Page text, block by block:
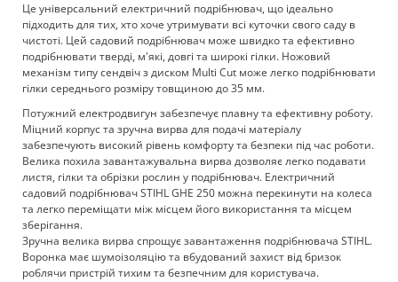
Це універсальний електричний подрібнювач, що ідеально
підходить для тих, хто хоче утримувати всі куточки свого саду в
чистоті. Цей садовий подрібнювач може швидко та ефективно
подрібнювати тверді, м'які, довгі та широкі гілки. Ножовий
механізм типу сендвіч з диском Multi Cut може легко подрібнювати
гілки середнього розміру товщиною до 35 мм.
Потужний електродвигун забезпечує плавну та ефективну роботу.
Міцний корпус та зручна вирва для подачі матеріалу
забезпечують високий рівень комфорту та безпеки під час роботи.
Велика похила завантажувальна вирва дозволяє легко подавати
листя, гілки та обрізки рослин у подрібнювач. Електричний
садовий подрібнювач STIHL GHE 250 можна перекинути на колеса
та легко переміщати між місцем його використання та місцем
зберігання.
Зручна велика вирва спрощує завантаження подрібнювача STIHL.
Воронка має шумоізоляцію та вбудований захист від бризок
роблячи пристрій тихим та безпечним для користувача.